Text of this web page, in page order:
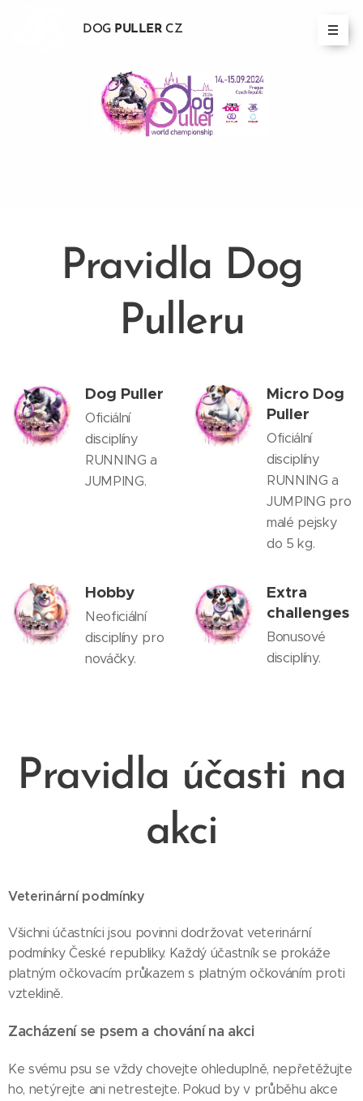
DOG PULLERCZ
Pravidla Dog
Pulleru
Dog Puller
Oficiální
disciplíny
RUNNING a
JUMPING.
Micro Dog
Puller
Oficiální
disciplíny
RUNNING a
JUMPING pro
malé pejsky
do 5 kg.
Hobby
Neoficiální
disciplíny pro
nováčky.
Extra
challenges
Bonusové
disciplíny.
Pravidla účasti na
akci
Veterinární podmínky
Všichni účastníci jsou povinni dodržovat veterinární
podmínky České republiky. Každý účastník se prokáže
platným očkovacím průkazem s platným očkováním proti
vzteklině.
Zacházení se psem a chování na akci
Ke svému psu se vždy chovejte ohleduplně, nepřetěžujte
ho, netýrejte ani netrestejte. Pokud by v průběhu akce